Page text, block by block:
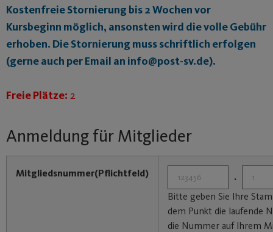
Kostenfreie Stornierung bis 2 Wochen vor
Kursbeginn möglich, ansonsten wird die volle Gebühr
erhoben. Die Stornierung muss schriftlich erfolgen
(gerne auch per Email an info@post-sv.de).
Freie Plätze: 2
Anmeldung für Mitglieder
Mitgliedsnummer(Pflichtfeld)
.
Bitte geben Sie Ihre
dem Punkt die laufende
die Nummer auf Ihrem